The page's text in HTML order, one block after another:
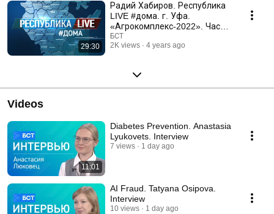
29:30
Радий Хабиров. Республика
LIVE #дома. г. Уфа.
«Агрокомплекс-2022». Часть
1БСТ
2K views
4 years ago
Videos
11:01
Diabetes Prevention. Anastasia
Lyukovets. Interview
7 views 1 day ago
AI Fraud. Tatyana Osipova.
Interview
10 views 1 day ago